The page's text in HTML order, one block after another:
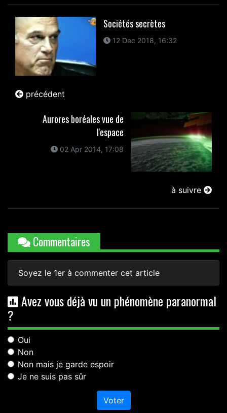
Sociétés secrètes
12 Dec 2018, 16:32
précédent
Aurores boréales vue de
l'espace
02 Apr 2014, 17:08
à suivre
Commentaires
Soyez le 1er à commenter cet article
Avez vous déjà vu un phénomène paranormal
?
Oui
Non
Non mais je garde espoir
Je ne suis pas sûr
Voter